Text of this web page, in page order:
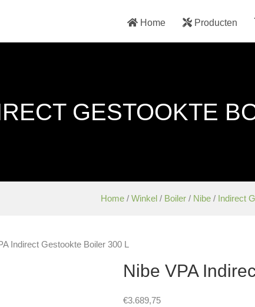
Home Producten
GESTOOKTE
Home / Winkel / Boiler / Nibe / Indirect
Indirect Gestookte Boiler 300 L
Nibe VPA
€3.689,75